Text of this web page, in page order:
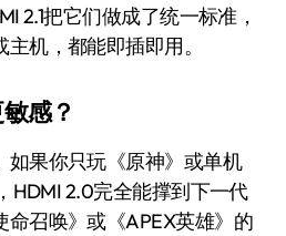
2.1把它们做成了统一标准，
机，都能即插即用。
感？
如果你只玩《原神》或单机
HDMI 2.0完全能撑到下一代
命召唤》或《APEX英雄》的